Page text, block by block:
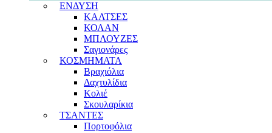
ΕΝΔΥΣΗ
ΚΑΛΤΣΕΣ
ΚΟΛΑΝ
ΜΠΛΟΥΖΕΣ
Σαγιονάρες
ΚΟΣΜΗΜΑΤΑ
Βραχιόλια
Δαχτυλίδια
Κολιέ
Σκουλαρίκια
ΤΣΑΝΤΕΣ
Πορτοφόλια